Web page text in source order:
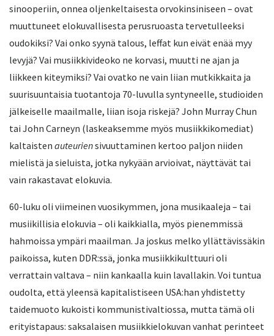
sinooperiin, onnea oljenkeltaisesta orvokinsiniseen – ovat
muuttuneet elokuvallisesta perusruoasta tervetulleeksi
oudokiksi? Vai onko syynä talous, leffat kun eivät enää myy
levyjä? Vai musiikkivideoko ne korvasi, muutti ne ajan ja
liikkeen kiteymiksi? Vai ovatko ne vain liian mutkikkaita ja
suurisuuntaisia tuotantoja 70-luvulla syntyneelle, studioiden
jälkeiselle maailmalle, liian isoja riskejä? John Murray Chun
tai John Carneyn (laskeaksemme myös musiikkikomediat)
kaltaisten auteuriensivuuttaminen kertoo paljon niiden
mielistä ja sieluista, jotka nykyään arvioivat, näyttävät tai
vain rakastavat elokuvia.
60-luku oli viimeinen vuosikymmen, jona musikaaleja – tai
musiikillisia elokuvia – oli kaikkialla, myös pienemmissä
hahmoissa ympäri maailman. Ja joskus melko yllättävissäkin
paikoissa, kuten DDR:ssä, jonka musiikkikulttuuri oli
verrattain valtava – niin kankaalla kuin lavallakin. Voi tuntua
oudolta, että yleensä kapitalistiseen USA:han yhdistetty
taidemuoto kukoisti kommunistivaltiossa, mutta tämä oli
erityistapaus: saksalaisen musiikkielokuvan vanhat perinteet